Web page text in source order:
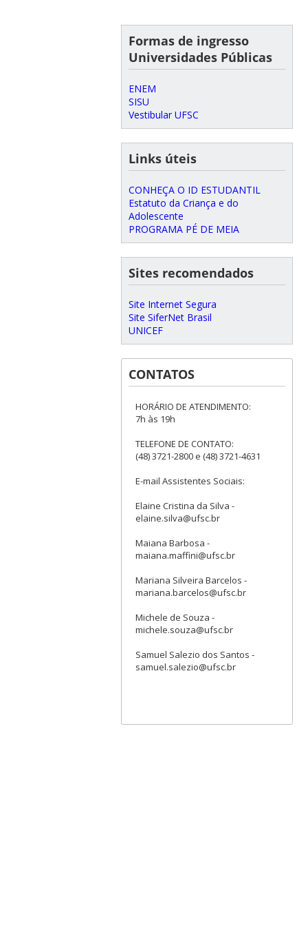
Formas de ingresso
Universidades Públicas
ENEM
SISU
Vestibular UFSC
Links úteis
CONHEÇA O ID ESTUDANTIL
Estatuto da Criança e do
Adolescente
PROGRAMA PÉ DE MEIA
Sites recomendados
Site Internet Segura
Site SiferNet Brasil
UNICEF
CONTATOS
HORÁRIO DE ATENDIMENTO:
7h às 19h
TELEFONE DE CONTATO:
(48) 3721-2800 e (48) 3721-4631
E-mail Assistentes Sociais:
Elaine Cristina da Silva -
elaine.silva@ufsc.br
Maiana Barbosa -
maiana.maffini@ufsc.br
Mariana Silveira Barcelos -
mariana.barcelos@ufsc.br
Michele de Souza -
michele.souza@ufsc.br
Samuel Salezio dos Santos -
samuel.salezio@ufsc.br